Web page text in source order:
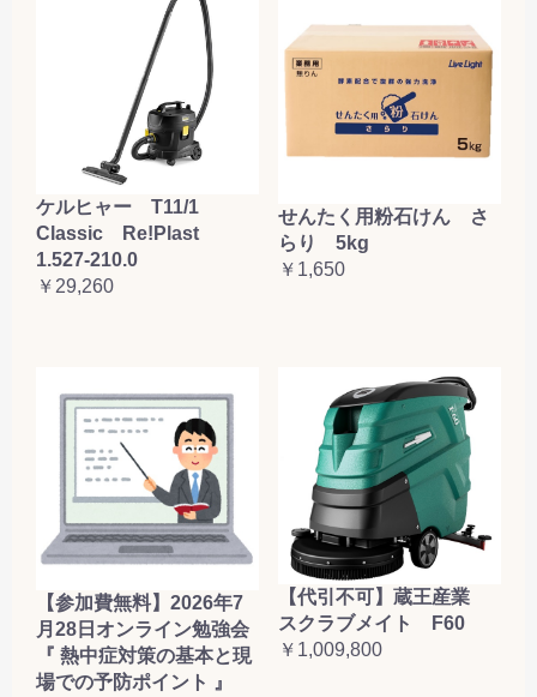
ケルヒャー T11/1
Classic Re!Plast
1.527-210.0
￥29,260
せんたく用粉石けん さ
らり 5kg
￥1,650
【参加費無料】2026年7
月28日オンライン勉強会
『 熱中症対策の基本と現
場での予防ポイント 』
【代引不可】蔵王産業
スクラブメイト F60
￥1,009,800